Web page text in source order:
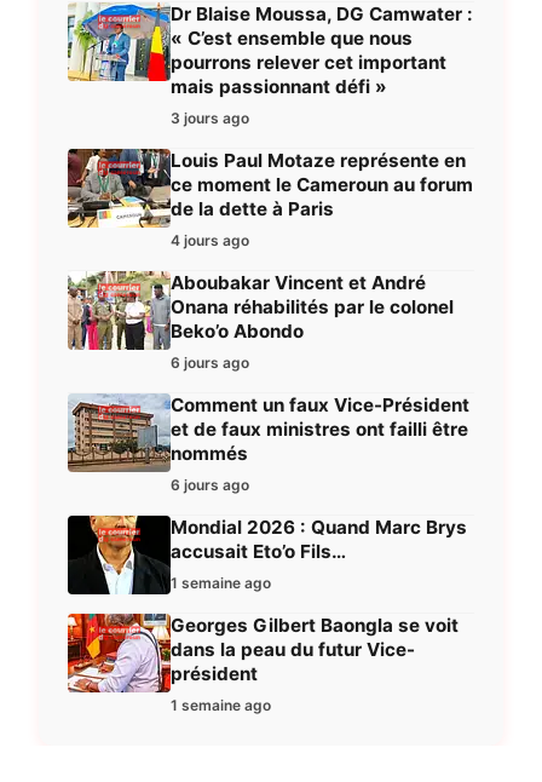
Dr Blaise Moussa, DG Camwater :
« C’est ensemble que nous
pourrons relever cet important
mais passionnant défi »
3 jours ago
Louis Paul Motaze représente en
ce moment le Cameroun au forum
de la dette à Paris
4 jours ago
Aboubakar Vincent et André
Onana réhabilités par le colonel
Beko’o Abondo
6 jours ago
Comment un faux Vice-Président
et de faux ministres ont failli être
nommés
6 jours ago
Mondial 2026 : Quand Marc Brys
accusait Eto’o Fils…
1 semaine ago
Georges Gilbert Baongla se voit
dans la peau du futur Vice-
président
1 semaine ago